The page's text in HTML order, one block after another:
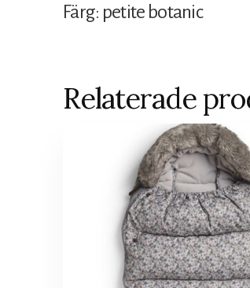
Färg: petite botanic
Relaterade